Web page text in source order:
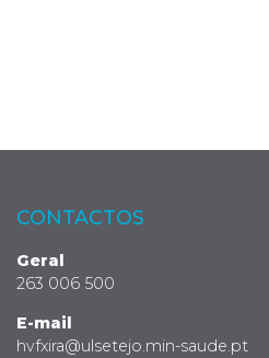
CONTACTOS
Geral
263 006 500
E-mail
hvfxira@ulsetejo.min-saude.pt